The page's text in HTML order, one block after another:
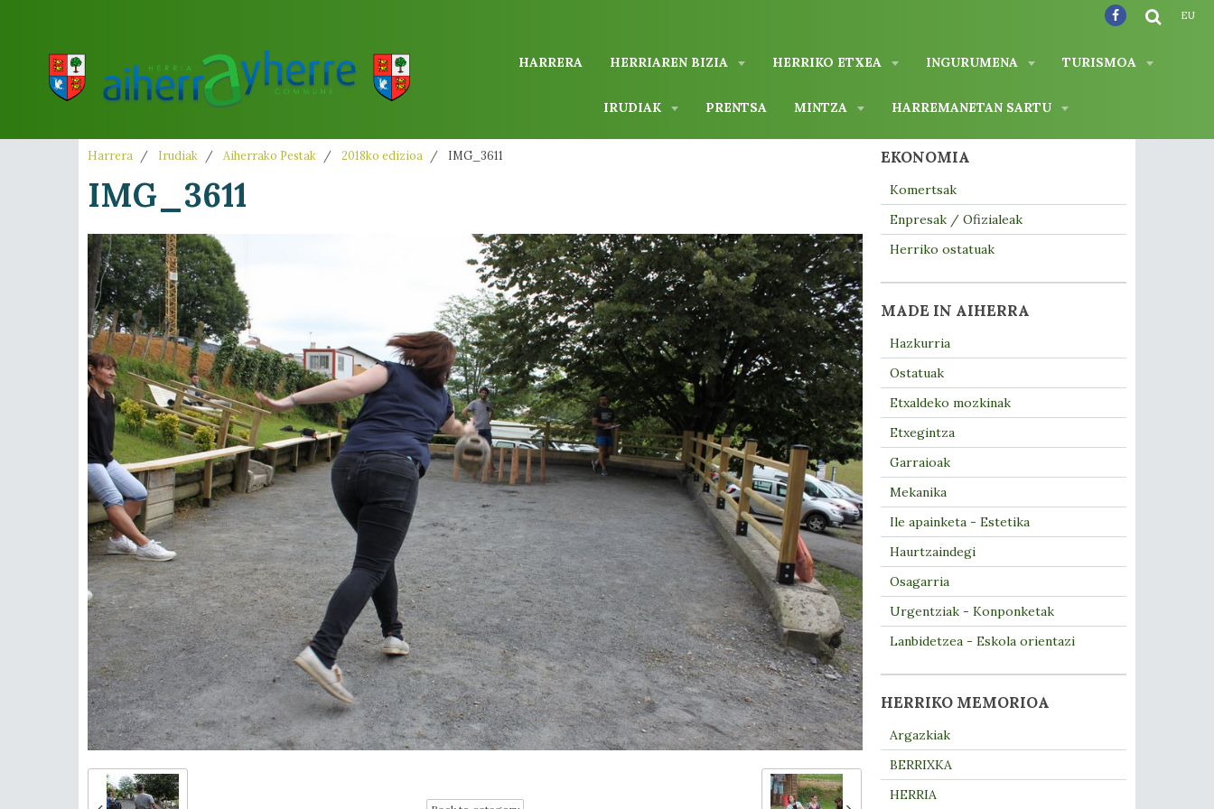
HARRERA HERRIAREN BIZIA HERRIKO ETXEA INGURUMENA TURISMOA
IRUDIAK PRENTSA MINTZA HARREMANETAN SARTU
EU
Harrera Irudiak Aiherrako Pestak 2018ko edizioa IMG_3611
IMG_3611
EKONOMIA
Komertsak
Enpresak / Ofizialeak
Herriko ostatuak
MADE IN AIHERRA
Hazkurria
Ostatuak
Etxaldeko mozkinak
Etxegintza
Garraioak
Mekanika
Ile apainketa - Estetika
Haurtzaindegi
Osagarria
Urgentziak - Konponketak
Lanbidetzea - Eskola orientazi
HERRIKO MEMORIOA
Argazkiak
BERRIXKA
HERRIA